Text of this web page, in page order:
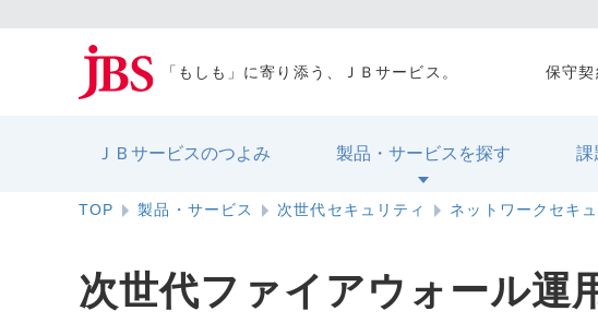
「もしも」に寄り添う、ＪＢサービス。
ＪＢサービスのつよみ 製品・サービスを探す 課
保守
TOP 製品・サービス 次世代セキュリティ ネットワークセキ
次世代ファイアウォール運